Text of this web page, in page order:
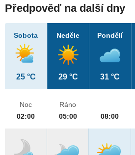
Předpověď na další dny
Sobota
25 °C
Neděle
29 °C
Pondělí
31 °C
Noc
02:00
Ráno
05:00
08:00